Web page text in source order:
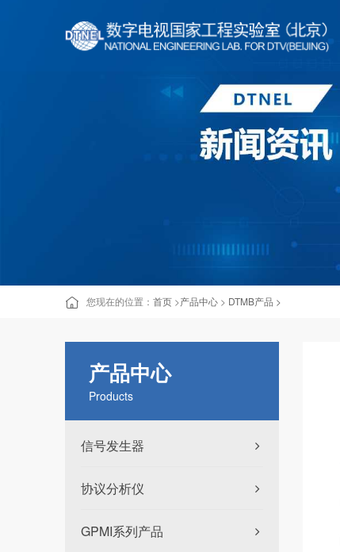
您现在的位置： 首页 >产品中心 > DTMB产品 >
产品中心
Products
信号发生器
协议分析仪
GPMI系列产品